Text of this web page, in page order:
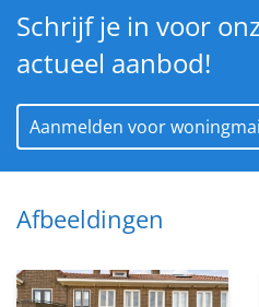
Schrijf je in voor
actueel aanbod!
Aanmelden voor
Afbeeldingen